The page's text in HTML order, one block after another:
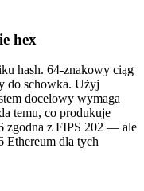
hex
hash. 64-znakowy ciąg
do schowka. Użyj
docelowy wymaga
temu, co produkuje
zgodna z FIPS 202 — ale
Ethereum dla tych